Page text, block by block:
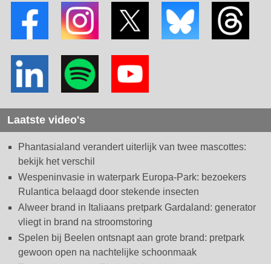
Laatste video's
Phantasialand verandert uiterlijk van twee mascottes:
bekijk het verschil
Wespeninvasie in waterpark Europa-Park: bezoekers
Rulantica belaagd door stekende insecten
Alweer brand in Italiaans pretpark Gardaland: generator
vliegt in brand na stroomstoring
Spelen bij Beelen ontsnapt aan grote brand: pretpark
gewoon open na nachtelijke schoonmaak